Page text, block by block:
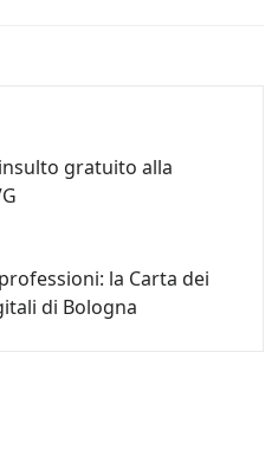
gratuito alla
la Carta dei
di Bologna